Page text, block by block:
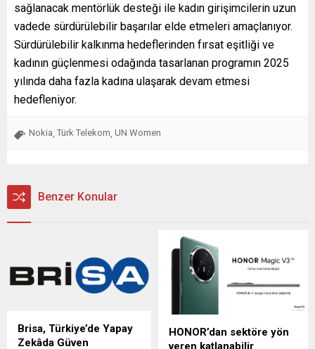
sağlanacak mentörlük desteği ile kadın girişimcilerin uzun
vadede sürdürülebilir başarılar elde etmeleri amaçlanıyor.
Sürdürülebilir kalkınma hedeflerinden fırsat eşitliği ve
kadının güçlenmesi odağında tasarlanan programın 2025
yılında daha fazla kadına ulaşarak devam etmesi
hedefleniyor.
Nokia, Türk Telekom, UN Women
Benzer Konular
Brisa, Türkiye’de Yapay
Zekâda Güven
HONOR’dan sektöre yön
veren katlanabilir